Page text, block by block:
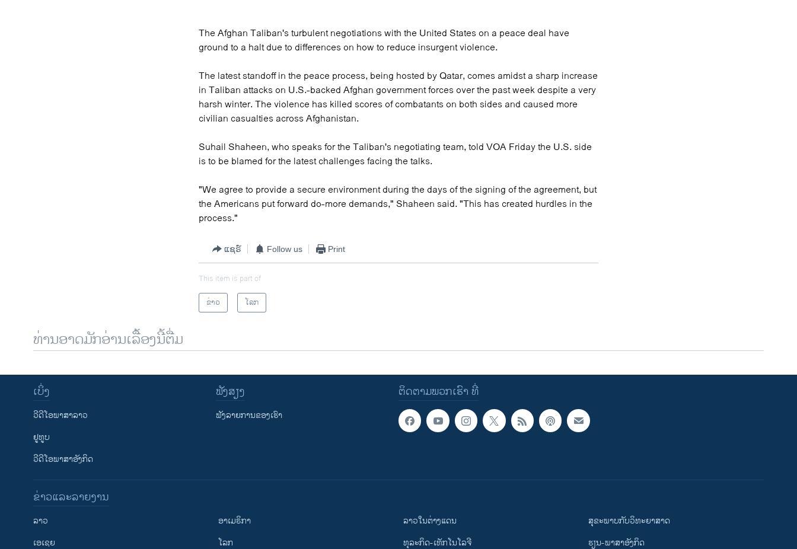
The Afghan Taliban's turbulent negotiations with the United States on a peace deal have
ground to a halt due to differences on how to reduce insurgent violence.
The latest standoff in the peace process, being hosted by Qatar, comes amidst a sharp increase
in Taliban attacks on U.S.-backed Afghan government forces over the past week despite a very
harsh winter. The violence has killed scores of combatants on both sides and caused more
civilian casualties across Afghanistan.
Suhail Shaheen, who speaks for the Taliban's negotiating team, told VOA Friday the U.S. side
is to be blamed for the latest challenges facing the talks.
"We agree to provide a secure environment during the days of the signing of the agreement, but
the Americans put forward do-more demands," Shaheen said. "This has created hurdles in the
process."
ແຊຣ໌ Follow us Print
This item is part of
ຂ່າວ
ໂລກ
ທ່ານອາດມັກອ່ານເລື້ອງນີ້ຕື່ມ
ຕິດຕາມພວກເຮົາ ທີ່
ເບິ່ງ
ວີດີໂອພາສາລາວ
ຢູທູບ
ວີດີໂອພາສາອັງກິດ
ຟັງສຽງ
ຟັງລາຍການຂອງເຮົາ
ຂ່າວແລະລາຍງານ
ລາວ
ເອເຊຍ
ອາເມຣິກາ
ໂລກ
ລາວໃນຕ່າງແດນ
ທຸລະກິດ-ເທັກໂນໂລຈີ
ສຸຂະພາບກັບວິທະຍາສາດ
ຮຽນ-ພາສາອັງກິດ